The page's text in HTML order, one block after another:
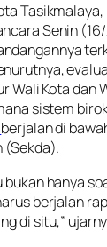
Senin
Wali Kota dan
sistem
berjalan di
(Sekda).
hanya
berjalan
di situ,”